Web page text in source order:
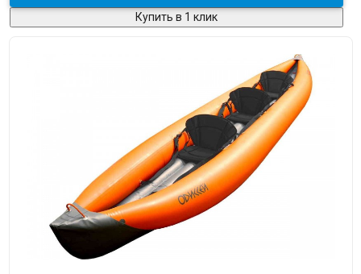
Купить в 1 клик